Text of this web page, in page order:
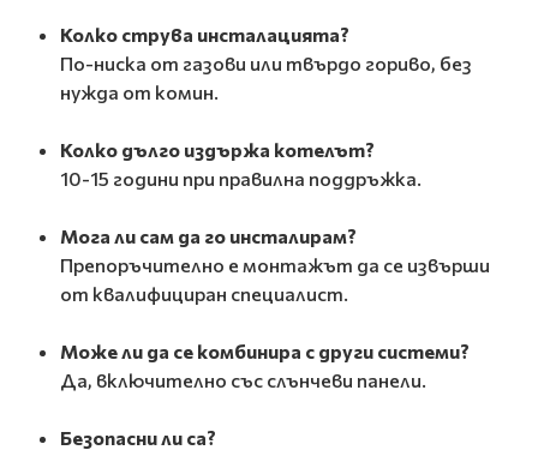
Колко струва инсталацията?
По-ниска от газови или твърдо гориво, без
нужда от комин.
Колко дълго издържа котелът?
10-15 години при правилна поддръжка.
Мога ли сам да го инсталирам?
Препоръчително е монтажът да се извърши
от квалифициран специалист.
Може ли да се комбинира с други системи?
Да, включително със слънчеви панели.
Безопасни ли са?